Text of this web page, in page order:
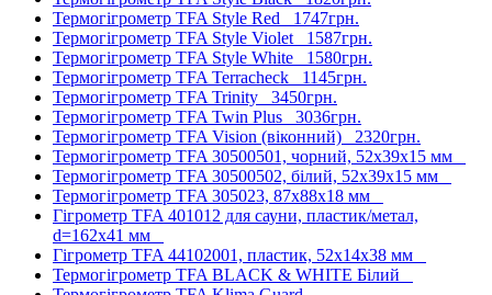
Термогігрометр TFA Style Red 1747грн.
Термогігрометр TFA Style Violet 1587грн.
Термогігрометр TFA Style White 1580грн.
Термогігрометр TFA Terracheck 1145грн.
Термогігрометр TFA Trinity 3450грн.
Термогігрометр TFA Twin Plus 3036грн.
Термогігрометр TFA Vision (віконний) 2320грн.
Термогігрометр TFA 30500501, чорний, 52х39х15 мм
Термогігрометр TFA 30500502, білий, 52х39х15 мм
Термогігрометр TFA 305023, 87х88х18 мм
Гігрометр TFA 401012 для сауни, пластик/метал,
d=162х41 мм
Гігрометр TFA 44102001, пластик, 52x14x38 мм
Термогігрометр TFA BLACK & WHITE Білий